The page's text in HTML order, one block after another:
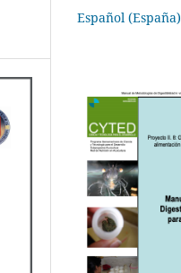
Español (España)